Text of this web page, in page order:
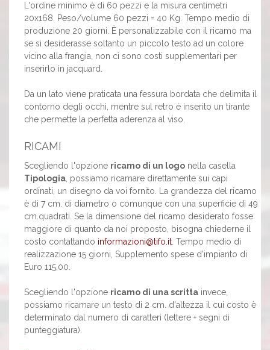
L'ordine minimo è di 60 pezzi e la misura centimetri
20x168. Peso/volume 60 pezzi = 40 Kg. Tempo medio di
produzione 20 giorni. È personalizzabile con il ricamo ma
se si desiderasse soltanto un piccolo testo ad un colore
vicino alla frangia, non ci sono costi supplementari per
inserirlo in jacquard.
Da un lato viene praticata una fessura bordata che delimita il
contorno degli occhi, mentre sul retro è inserito un tirante
che permette la perfetta aderenza al viso.
RICAMI
Scegliendo l'opzione ricamo di un logo nella casella
Tipologia , possiamo ricamare direttamente sui capi
ordinati, un disegno da voi fornito. La grandezza del ricamo
è di 7 cm. di diametro o comunque con una superficie di 49
cm.quadrati. Se la dimensione del ricamo desiderato fosse
maggiore di quanto da noi proposto, bisogna chiederne il
costo contattando informazioni@tifo.it . Tempo medio di
realizzazione 15 giorni, Supplemento spese d'impianto di
Euro 115,00.
Scegliendo l'opzione ricamo di una scritta invece,
possiamo ricamare un testo di 2 cm. d'altezza il cui costo è
determinato dal numero di caratteri (lettere + segni di
punteggiatura).